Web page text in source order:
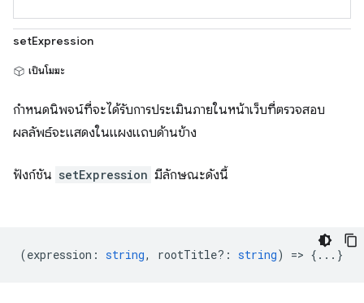
setExpression
เป็นโมฆะ
กำหนดนิพจน์ที่จะได้รับการประเมินภายในหน้าเว็บที่ตรวจสอบ
ผลลัพธ์จะแสดงในแผงแถบด้านข้าง
ฟังก์ชัน setExpression มีลักษณะดังนี้
(expression : string, rootTitle? : string) => {...}